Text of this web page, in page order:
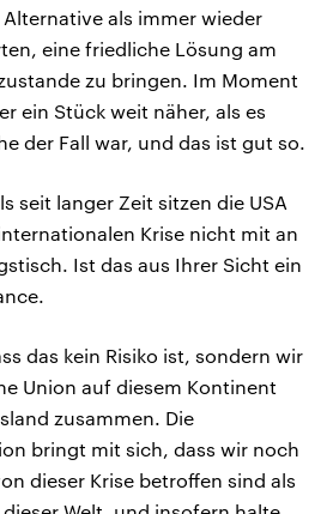
als immer wieder
eine friedliche Lösung am
zu bringen. Im Moment
ein Stück weit näher, als es
der Fall war, und das ist gut so.
seit langer Zeit sitzen die USA
Krise nicht mit an
Ist das aus Ihrer Sicht ein
das kein Risiko ist, sondern wir
Union auf diesem Kontinent
zusammen. Die
bringt mit sich, dass wir noch
dieser Krise betroffen sind als